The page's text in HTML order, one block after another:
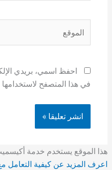
احفظ اسمي، بريدي
في هذا المتصفح لاستخدامها
هذا الموقع يستخدم خدمة
اعرف المزيد عن كيفية التعامل